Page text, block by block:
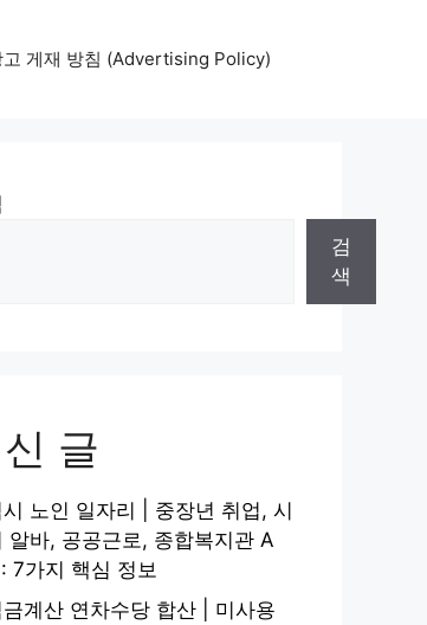
고 게재 방침 (Advertising Policy)
검
색
글
시 노인 일자리 | 중장년 취업, 시
알바, 공공근로, 종합복지관 A
7가지 핵심 정보
금계산 연차수당 합산 | 미사용